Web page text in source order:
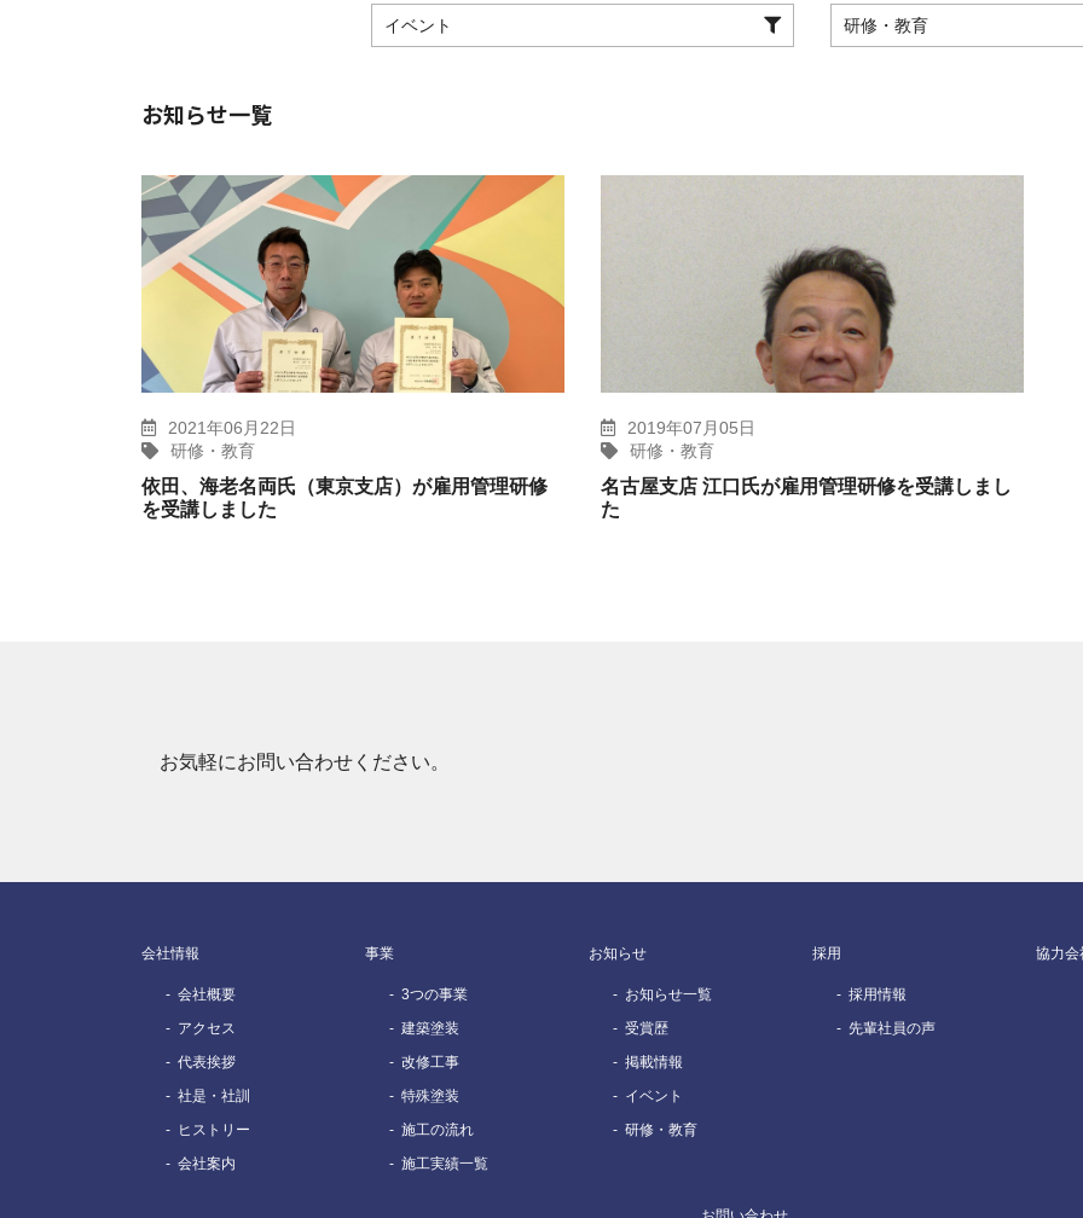
イベント 研修・教育
お知らせ一覧
2021年06月22日
研修・教育
依田、海老名両氏（東京支店）が雇用管理研修
を受講しました
2019年07月05日
研修・教育
名古屋支店 江口氏が雇用管理研修を受講しまし
た
お気軽にお問い合わせください。
会社情報
会社概要
アクセス
代表挨拶
社是・社訓
ヒストリー
会社案内
事業
3つの事業
建築塗装
改修工事
特殊塗装
施工の流れ
施工実績一覧
お知らせ
お知らせ一覧
受賞歴
掲載情報
イベント
研修・教育
採用
採用情報
先輩社員の声
協力会